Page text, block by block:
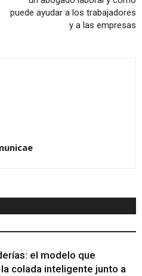
puede ayudar a los trabajadores
y a las empresas
el modelo que
colada inteligente junto a